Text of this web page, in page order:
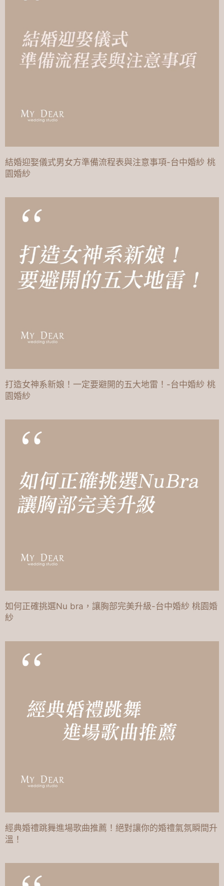
結婚迎娶儀式男女方準備流程表與注意事項-台中婚紗 桃
園婚紗
打造女神系新娘！一定要避開的五大地雷！-台中婚紗 桃
園婚紗
如何正確挑選Nu bra，讓胸部完美升級-台中婚紗 桃園婚
紗
經典婚禮跳舞進場歌曲推薦！絕對讓你的婚禮氣氛瞬間升
溫！